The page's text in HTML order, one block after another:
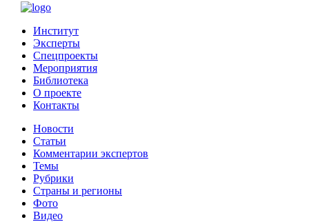
Институт
Эксперты
Спецпроекты
Мероприятия
Библиотека
О проекте
Контакты
Новости
Статьи
Комментарии экспертов
Темы
Рубрики
Страны и регионы
Фото
Видео